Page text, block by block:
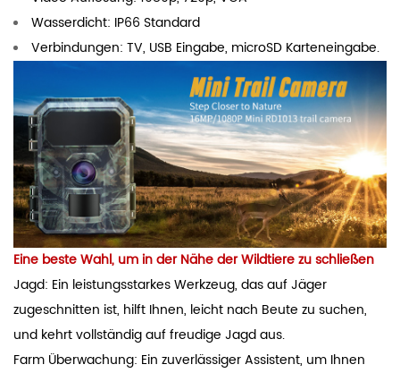
Wasserdicht: IP66 Standard
Verbindungen: TV, USB Eingabe, microSD Karteneingabe.
Eine beste Wahl, um in der Nähe der Wildtiere zu schließen
Jagd: Ein leistungsstarkes Werkzeug, das auf Jäger
zugeschnitten ist, hilft Ihnen, leicht nach Beute zu suchen,
und kehrt vollständig auf freudige Jagd aus.
Farm Überwachung: Ein zuverlässiger Assistent, um Ihnen